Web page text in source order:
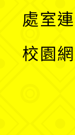
處室
校園